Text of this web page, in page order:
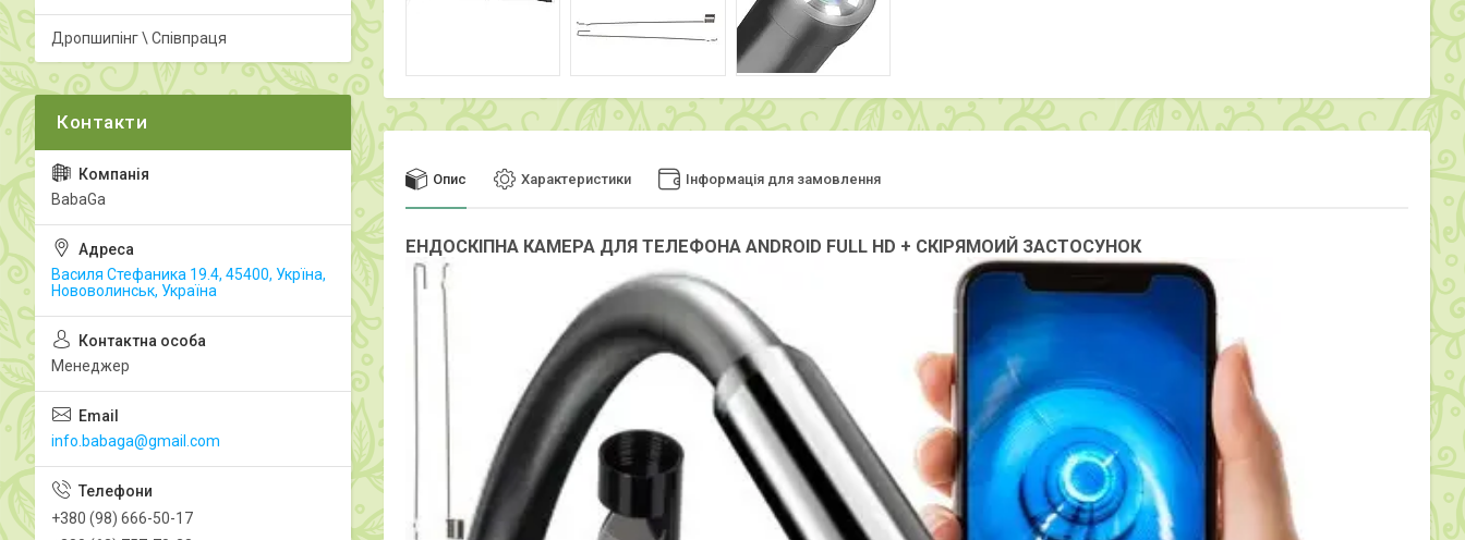
Опис Характеристики Інформація для замовлення
ЕНДОСКІПНА КАМЕРА ДЛЯ ТЕЛЕФОНА ANDROID FULL HD + СКІРЯМОИЙ ЗАСТОСУНОК
Дропшипінг \ Співпраця
BabaGa
Василя Стефаника 19.4, 45400, Укрїна,
Нововолинськ, Україна
Менеджер
info.babaga@gmail.com
+380 (98) 666-50-17